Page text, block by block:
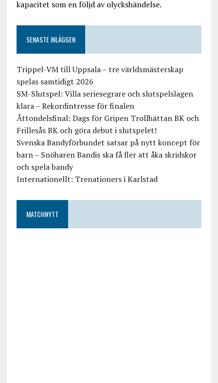
kapacitet som en följd av olyckshändelse.
SENASTE INLÄGGEN
Trippel-VM till Uppsala – tre världsmästerskap
spelas samtidigt 2026
SM-Slutspel: Villa seriesegrare och slutspelslagen
klara – Rekordintresse för finalen
Åttondelsfinal: Dags för Gripen Trollhättan BK och
Frillesås BK och göra debut i slutspelet!
Svenska Bandyförbundet satsar på nytt koncept för
barn – Snöharen Bandis ska få fler att åka skridskor
och spela bandy
Internationellt: Trenationers i Karlstad
MATCHNYTT